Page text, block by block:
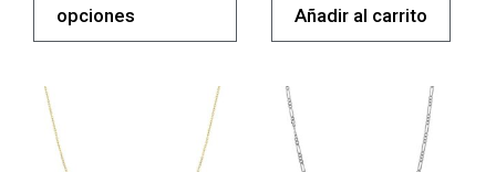
opciones
Añadir al carrito